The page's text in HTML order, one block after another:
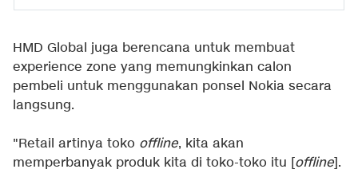
HMD Global juga berencana untuk membuat
experience zone yang memungkinkan calon
pembeli untuk menggunakan ponsel Nokia secara
langsung.
"Retail artinya toko offline, kita akan
memperbanyak produk kita di toko-toko itu [offline].